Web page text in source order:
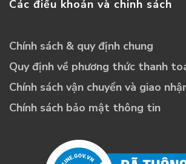
Các điều khoản và chinh sách
Chính sách & quy định chung
Quy định về phương thức thanh
Chính sách vận chuyển và giao
Chính sách bảo mật thông tin